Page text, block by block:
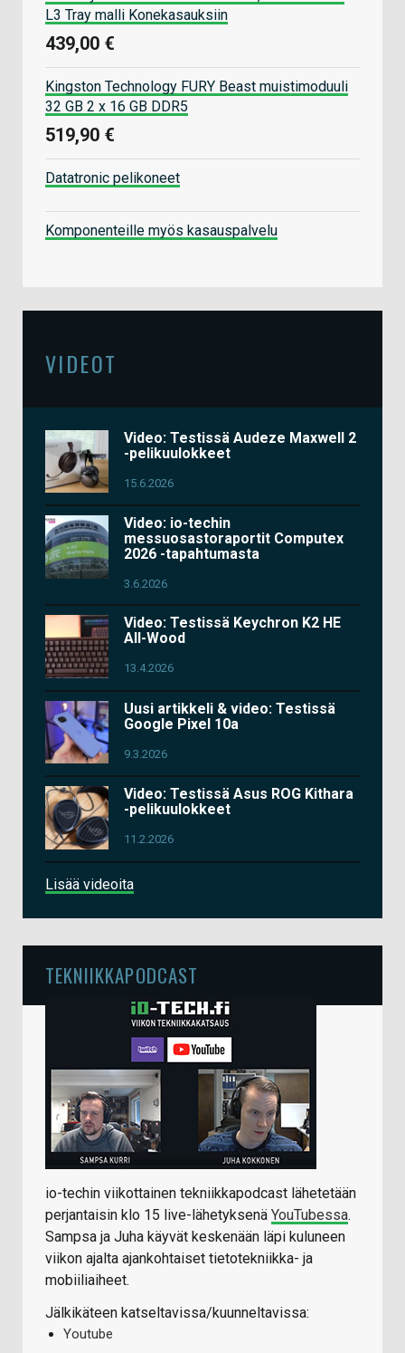
L3 Tray malli Konekasauksiin
439,00 €
Kingston Technology FURY Beast muistimoduuli
32 GB 2 x 16 GB DDR5
519,90 €
Datatronic pelikoneet
Komponenteille myös kasauspalvelu
VIDEOT
Video: Testissä Audeze Maxwell 2
-pelikuulokkeet
15.6.2026
Video: io-techin
messuosastoraportit Computex
2026 -tapahtumasta
3.6.2026
Video: Testissä Keychron K2 HE
All-Wood
13.4.2026
Uusi artikkeli & video: Testissä
Google Pixel 10a
9.3.2026
Video: Testissä Asus ROG Kithara
-pelikuulokkeet
11.2.2026
Lisää videoita
TEKNIIKKAPODCAST
io-techin viikottainen tekniikkapodcast lähetetään
perjantaisin klo 15 live-lähetyksenä YouTubessa.
Sampsa ja Juha käyvät keskenään läpi kuluneen
viikon ajalta ajankohtaiset tietotekniikka- ja
mobiiliaiheet.
Jälkikäteen katseltavissa/kuunneltavissa:
Youtube